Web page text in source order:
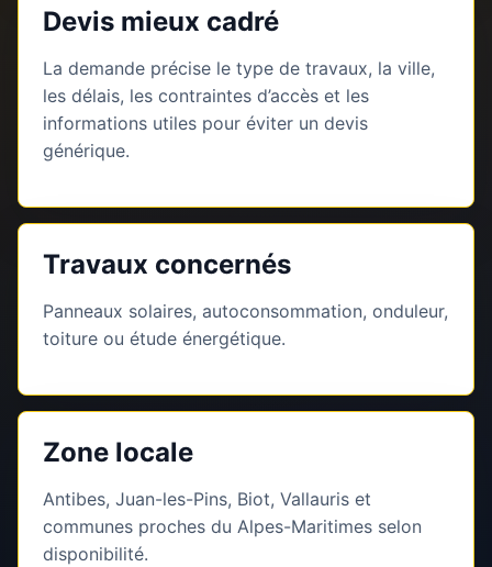
Devis mieux cadré
La demande précise le type de travaux, la ville,
les délais, les contraintes d’accès et les
informations utiles pour éviter un devis
générique.
Travaux concernés
Panneaux solaires, autoconsommation, onduleur,
toiture ou étude énergétique.
Zone locale
Antibes, Juan-les-Pins, Biot, Vallauris et
communes proches du Alpes-Maritimes selon
disponibilité.